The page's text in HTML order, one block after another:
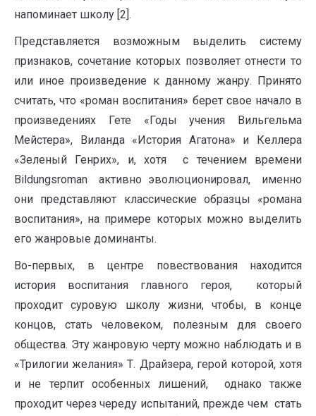
напоминает школу [2].
Представляется возможным выделить систему
признаков, сочетание которых позволяет отнести то
или иное произведение к данному жанру. Принято
считать, что «роман воспитания» берет свое начало в
произведениях Гете «Годы учения Вильгельма
Мейстера», Виланда «История Агатона» и Келлера
«Зеленый Генрих», и, хотя с течением времени
Bildungsroman активно эволюционировал, именно
они представляют классические образцы «романа
воспитания», на примере которых можно выделить
его жанровые доминанты.
Во-первых, в центре повествования находится
история воспитания главного героя, который
проходит суровую школу жизни, чтобы, в конце
концов, стать человеком, полезным для своего
общества. Эту жанровую черту можно наблюдать и в
«Трилогии желания» Т. Драйзера, герой которой, хотя
и не терпит особенных лишений, однако также
проходит через череду испытаний, прежде чем стать